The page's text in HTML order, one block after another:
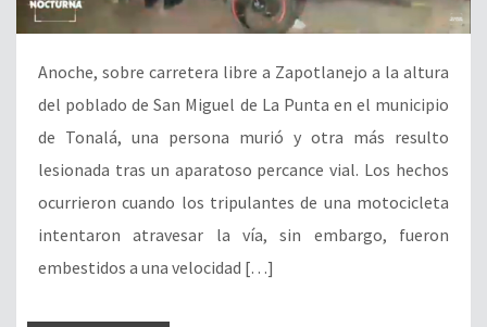
Anoche, sobre carretera libre a Zapotlanejo a la altura
del poblado de San Miguel de La Punta en el municipio
de Tonalá, una persona murió y otra más resulto
lesionada tras un aparatoso percance vial. Los hechos
ocurrieron cuando los tripulantes de una motocicleta
intentaron atravesar la vía, sin embargo, fueron
embestidos a una velocidad […]